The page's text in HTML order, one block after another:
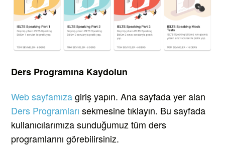
Ders Programına Kaydolun
Web sayfamızagiriş yapın. Ana sayfada yer alan
Ders Programları sekmesine tıklayın. Bu sayfada
kullanıcılarımıza sunduğumuz tüm ders
programlarını görebilirsiniz.